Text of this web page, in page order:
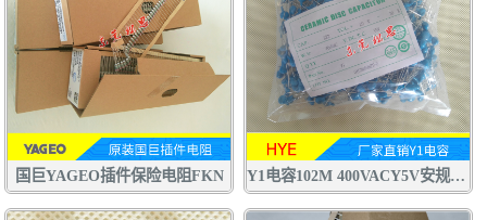
国巨YAGEO插件保险电阻FKN Y1电容102M 400VACY5V安规电容 交流陶瓷电容器